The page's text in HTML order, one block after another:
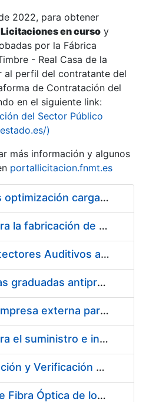
2022, para obtener
Licitaciones en curso y
por la Fábrica
- Real Casa de la
al perfil del contratante del
de Contratación del
en el siguiente link:
del Sector Público
)
más información y algunos
portallicitacion.fnmt.es
Pliego condiciones optimización cargas compras firmado
Acuerdo marco para la fabricación de piezas
Suministro de Protectores Auditivos a medida para las personas trabajadoras de los Centros de Trabajo de Madrid y Burgos
Suministro de gafas graduadas antiproyecciones para los trabajadores de la FNMT-RCM en los centros de trabajo de Madrid y Burgos
Servicios de una empresa externa para el asesoramiento y resolución de los recursos de alzada que se presentan relacionados con procesos de selección para la FNMT-RCM
Acuerdo marco para el suministro e instalación de persianas, estores y otros complementos
Servicio de Calibración y Verificación Externa de los Equipos de Medición del Servicio de Prevención de la FNMT-RCM
Conexión mediante Fibra Óptica de los Centros de Proceso de Datos (CPDs) de las sedes de la FNMT-RCM de Burgos y Madrid